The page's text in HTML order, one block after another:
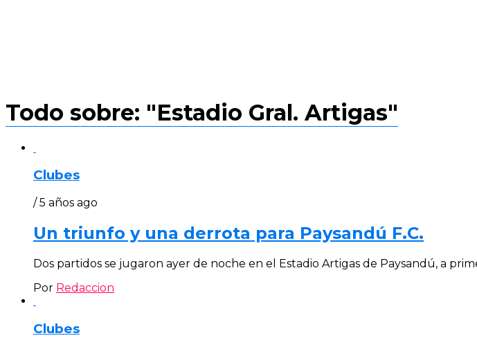
Todo sobre: "Estadio Gral. Artigas"
Clubes
/ 5 años ago
Un triunfo y una derrota para Paysandú F.C.
Dos partidos se jugaron ayer de noche en el Estadio Artigas de Paysandú, a
Por Redaccion
Clubes